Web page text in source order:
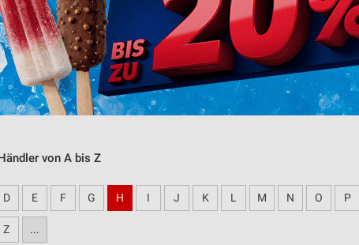
von A bis Z
D E F G H I J K L M N O P
Z ...